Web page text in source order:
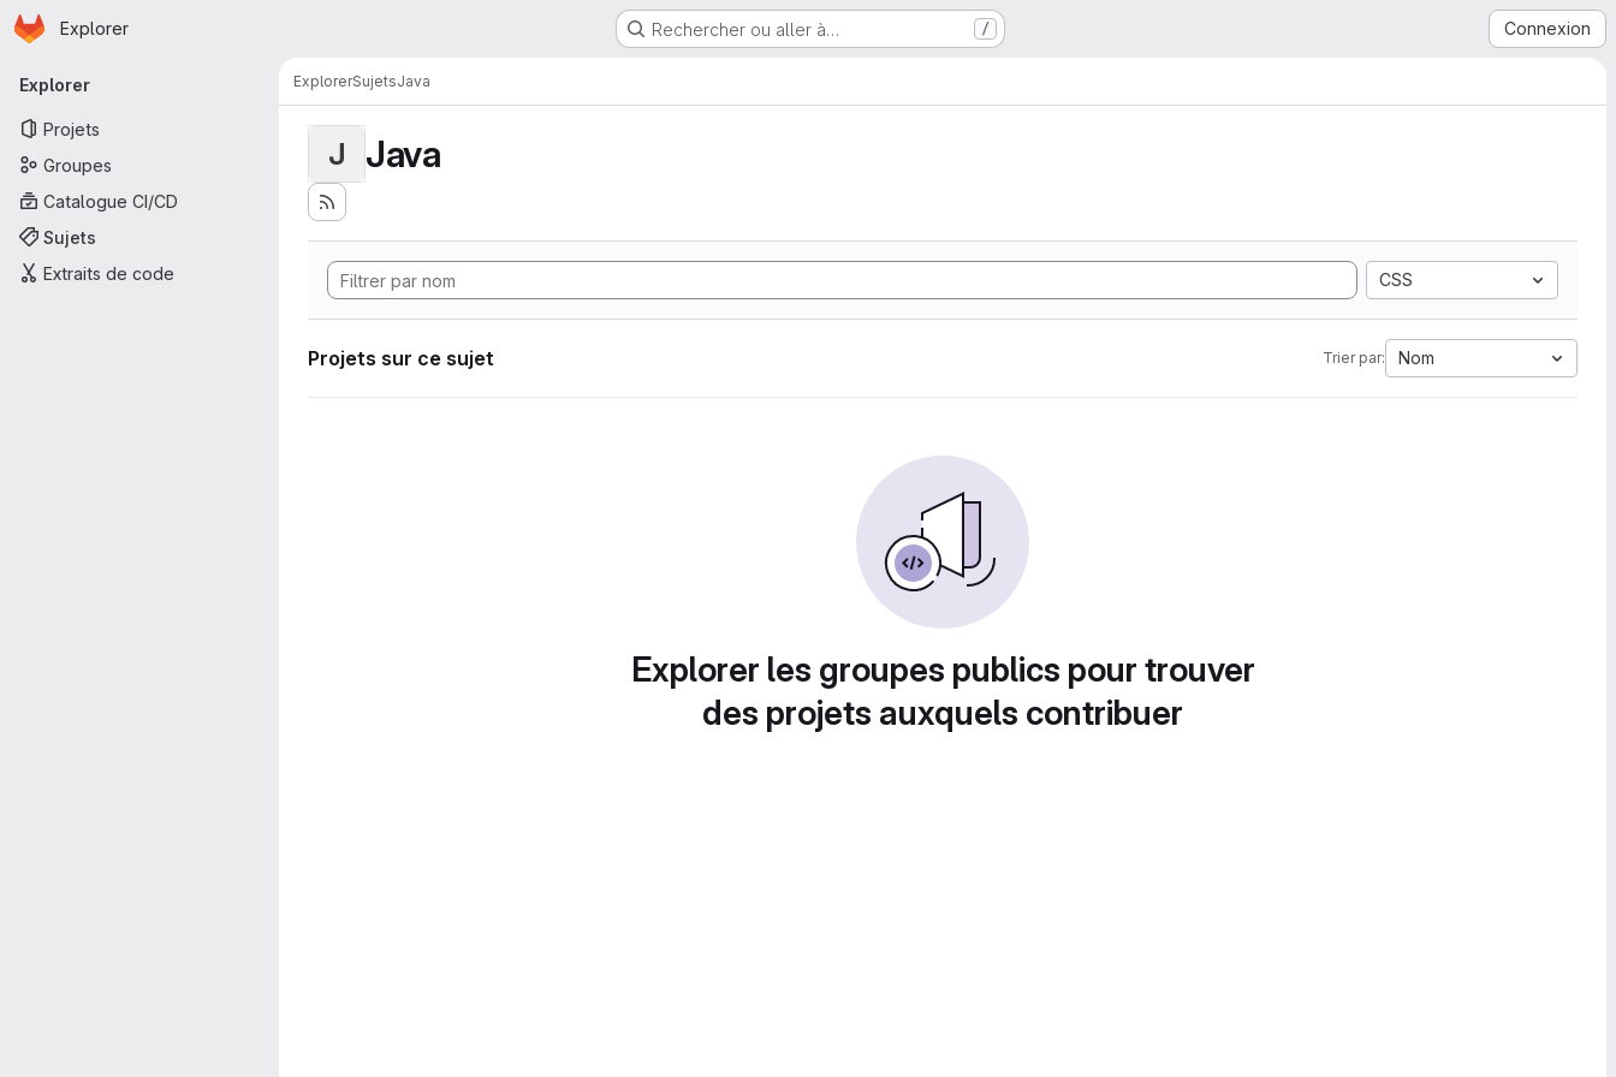
Passer au contenu principal
Page d'accueil
Explorer Rechercher ou aller à… / Connexion
Navigation principale
Explorer
Projets
Groupes
Catalogue CI/CD
Sujets
Extraits de code
ExplorerSujetsJava
J Java
CSS
Projets sur ce sujet Trier par: Nom
Explorer les groupes publics pour trouver
des projets auxquels contribuer